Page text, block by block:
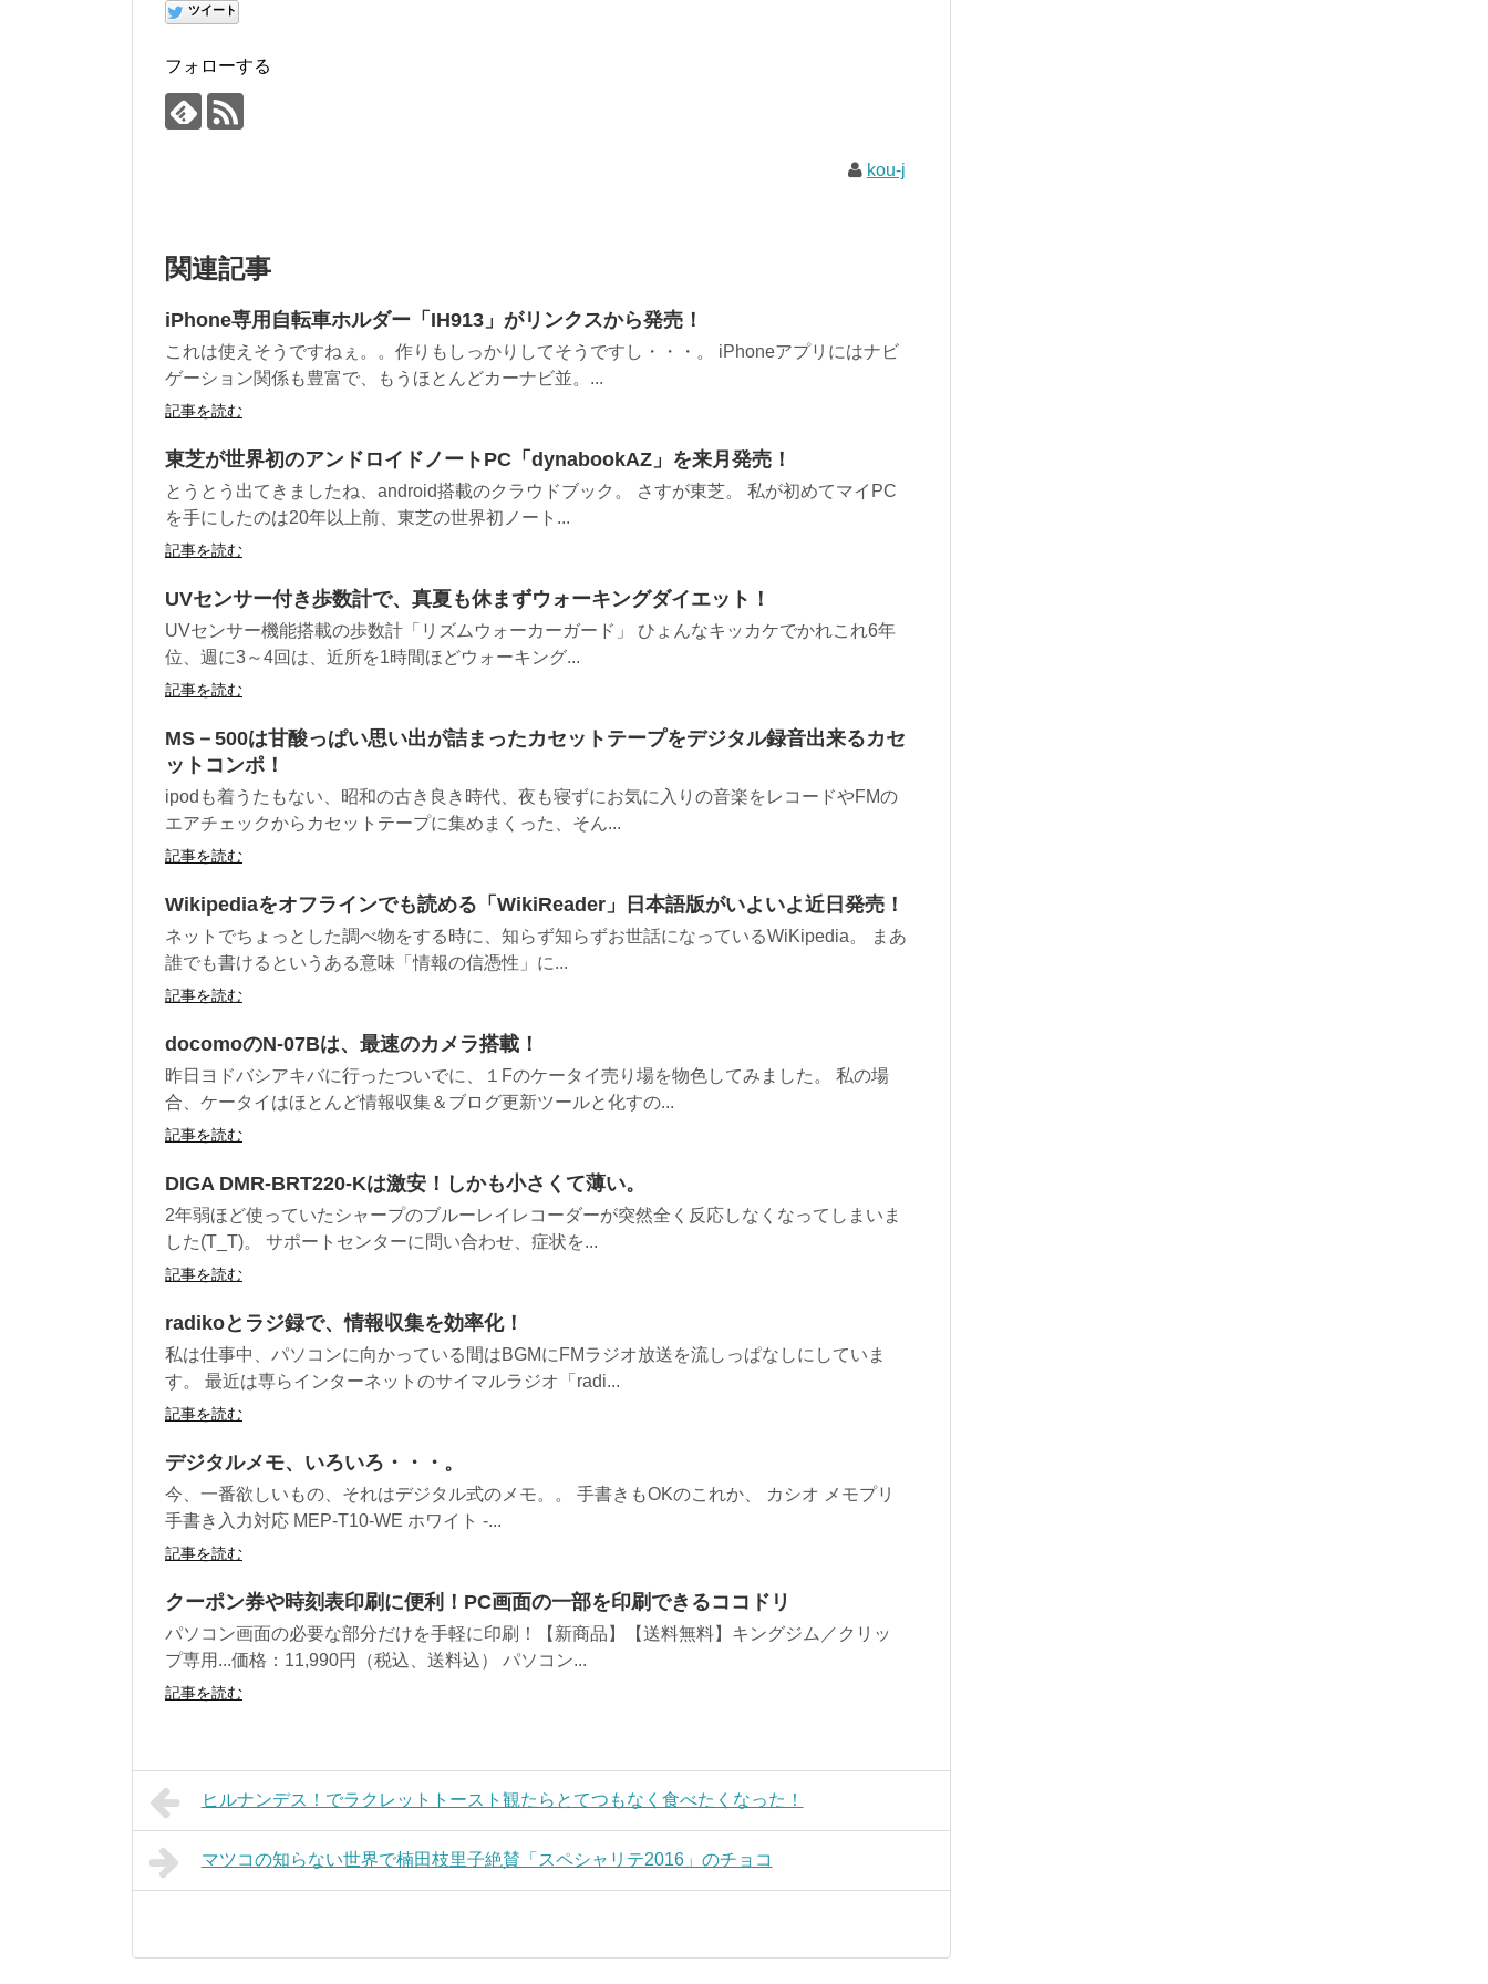
ツイート
フォローする
kou-j
関連記事
iPhone専用自転車ホルダー「IH913」がリンクスから発売！
これは使えそうですねぇ。。作りもしっかりしてそうですし・・・。 iPhoneアプリにはナビ
ゲーション関係も豊富で、もうほとんどカーナビ並。...
記事を読む
東芝が世界初のアンドロイドノートPC「dynabookAZ」を来月発売！
とうとう出てきましたね、android搭載のクラウドブック。 さすが東芝。 私が初めてマイPC
を手にしたのは20年以上前、東芝の世界初ノート...
記事を読む
UVセンサー付き歩数計で、真夏も休まずウォーキングダイエット！
UVセンサー機能搭載の歩数計「リズムウォーカーガード」 ひょんなキッカケでかれこれ6年
位、週に3～4回は、近所を1時間ほどウォーキング...
記事を読む
MS－500は甘酸っぱい思い出が詰まったカセットテープをデジタル録音出来るカセ
ットコンポ！
ipodも着うたもない、昭和の古き良き時代、夜も寝ずにお気に入りの音楽をレコードやFMの
エアチェックからカセットテープに集めまくった、そん...
記事を読む
Wikipediaをオフラインでも読める「WikiReader」日本語版がいよいよ近日発売！
ネットでちょっとした調べ物をする時に、知らず知らずお世話になっているWiKipedia。 まあ
誰でも書けるというある意味「情報の信憑性」に...
記事を読む
docomoのN-07Bは、最速のカメラ搭載！
昨日ヨドバシアキバに行ったついでに、１Fのケータイ売り場を物色してみました。 私の場
合、ケータイはほとんど情報収集＆ブログ更新ツールと化すの...
記事を読む
DIGA DMR-BRT220-Kは激安！しかも小さくて薄い。
2年弱ほど使っていたシャープのブルーレイレコーダーが突然全く反応しなくなってしまいま
した(T_T)。 サポートセンターに問い合わせ、症状を...
記事を読む
radikoとラジ録で、情報収集を効率化！
私は仕事中、パソコンに向かっている間はBGMにFMラジオ放送を流しっぱなしにしていま
す。 最近は専らインターネットのサイマルラジオ「radi...
記事を読む
デジタルメモ、いろいろ・・・。
今、一番欲しいもの、それはデジタル式のメモ。。 手書きもOKのこれか、 カシオ メモプリ
手書き入力対応 MEP-T10-WE ホワイト -...
記事を読む
クーポン券や時刻表印刷に便利！PC画面の一部を印刷できるココドリ
パソコン画面の必要な部分だけを手軽に印刷！【新商品】【送料無料】キングジム／クリッ
プ専用...価格：11,990円（税込、送料込） パソコン...
記事を読む
ヒルナンデス！でラクレットトースト観たらとてつもなく食べたくなった！
マツコの知らない世界で楠田枝里子絶賛「スペシャリテ2016」のチョコ